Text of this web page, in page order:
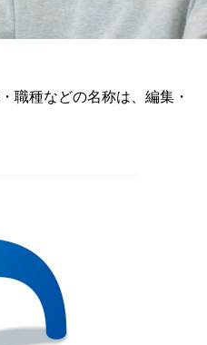
職種などの名称は、編集・